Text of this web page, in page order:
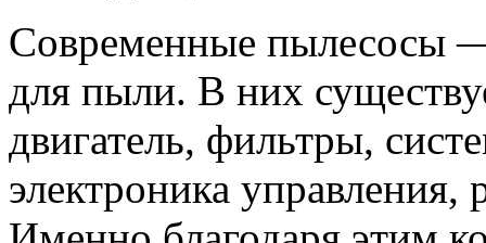
Современные пылесосы
для пыли. В них
двигатель, фильтры,
электроника управления,